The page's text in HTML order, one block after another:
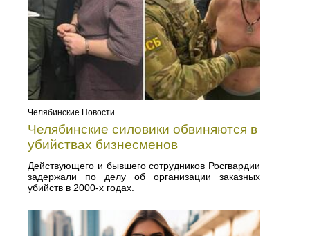
Челябинские Новости
Челябинские силовики обвиняются в
убийствах бизнесменов
Действующего и бывшего сотрудников Росгвардии
задержали по делу об организации заказных
убийств в 2000-х годах.